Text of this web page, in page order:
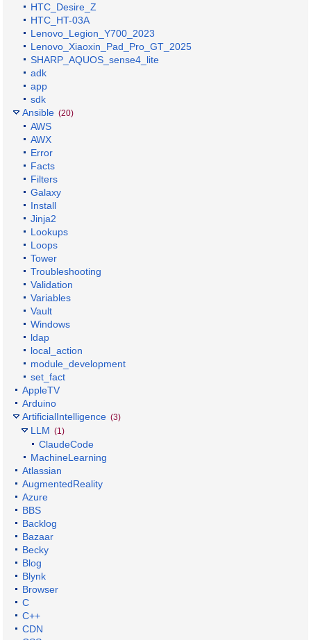
HTC_Desire_Z
HTC_HT-03A
Lenovo_Legion_Y700_2023
Lenovo_Xiaoxin_Pad_Pro_GT_2025
SHARP_AQUOS_sense4_lite
adk
app
sdk
Ansible (20)
AWS
AWX
Error
Facts
Filters
Galaxy
Install
Jinja2
Lookups
Loops
Tower
Troubleshooting
Validation
Variables
Vault
Windows
ldap
local_action
module_development
set_fact
AppleTV
Arduino
ArtificialIntelligence (3)
LLM (1)
ClaudeCode
MachineLearning
Atlassian
AugmentedReality
Azure
BBS
Backlog
Bazaar
Becky
Blog
Blynk
Browser
C
C++
CDN